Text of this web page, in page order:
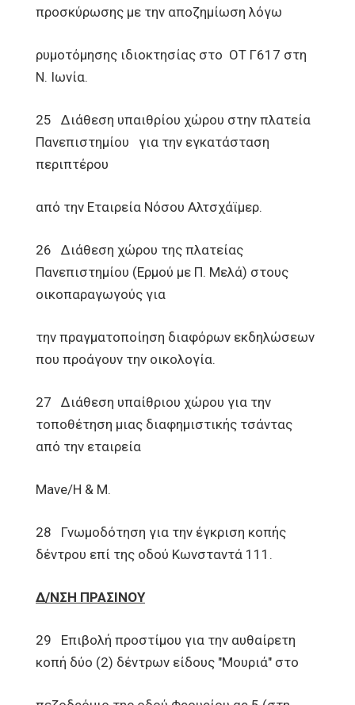
προσκύρωσης με την αποζημίωση λόγω
ρυμοτόμησης ιδιοκτησίας στο ΟΤ Γ617 στη
Ν. Ιωνία.
25 Διάθεση υπαιθρίου χώρου στην πλατεία
Πανεπιστημίου για την εγκατάσταση
περιπτέρου
από την Εταιρεία Νόσου Αλτσχάϊμερ.
26 Διάθεση χώρου της πλατείας
Πανεπιστημίου (Ερμού με Π. Μελά) στους
οικοπαραγωγούς για
την πραγματοποίηση διαφόρων εκδηλώσεων
που προάγουν την οικολογία.
27 Διάθεση υπαίθριου χώρου για την
τοποθέτηση μιας διαφημιστικής τσάντας
από την εταιρεία
Mave/H & M.
28 Γνωμοδότηση για την έγκριση κοπής
δέντρου επί της οδού Κωνσταντά 111.
Δ/ΝΣΗ ΠΡΑΣΙΝΟΥ
29 Επιβολή προστίμου για την αυθαίρετη
κοπή δύο (2) δέντρων είδους "Μουριά" στο